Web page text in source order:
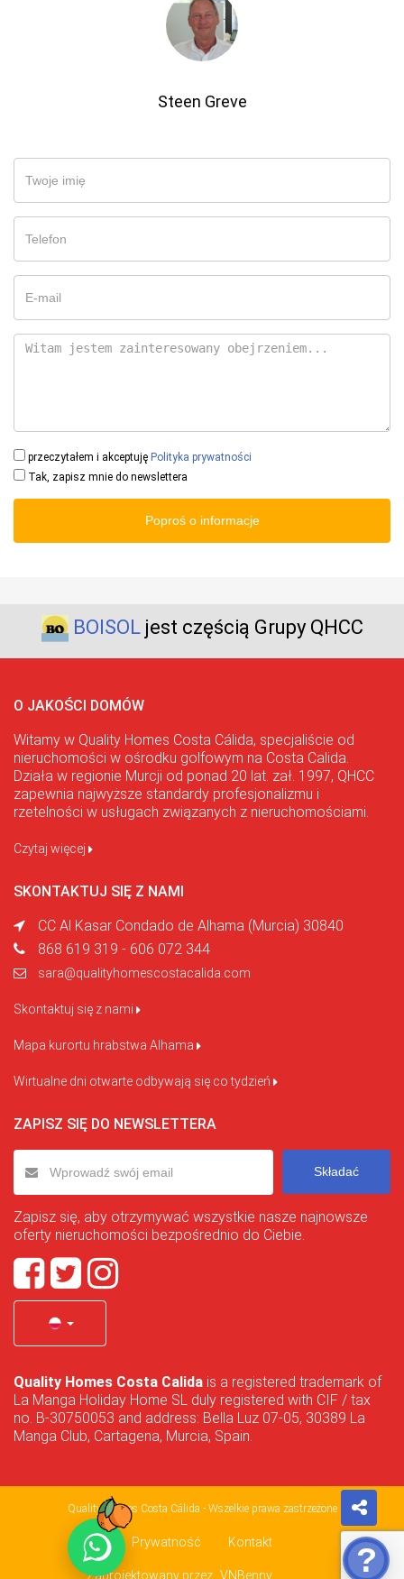
Steen Greve
przeczytałem i akceptuję Polityka prywatności
Tak, zapisz mnie do newslettera
Poproś o informacje
BOISOLjest częścią Grupy QHCC
O JAKOŚCI DOMÓW
Witamy w Quality Homes Costa Cálida, specjaliście od
nieruchomości w ośrodku golfowym na Costa Calida.
Działa w regionie Murcji od ponad 20 lat. zał. 1997, QHCC
zapewnia najwyższe standardy profesjonalizmu i
rzetelności w usługach związanych z nieruchomościami.
Czytaj więcej
SKONTAKTUJ SIĘ Z NAMI
CC Al Kasar Condado de Alhama (Murcia) 30840
868 619 319 - 606 072 344
sara@qualityhomescostacalida.com
Skontaktuj się z nami
Mapa kurortu hrabstwa Alhama
Wirtualne dni otwarte odbywają się co tydzień
ZAPISZ SIĘ DO NEWSLETTERA
Składać
Zapisz się, aby otrzymywać wszystkie nasze najnowsze
oferty nieruchomości bezpośrednio do Ciebie.
Quality Homes Costa Calida is a registered trademark of
La Manga Holiday Home SL duly registered with CIF / tax
no. B-30750053 and address: Bella Luz 07-05, 30389 La
Manga Club, Cartagena, Murcia, Spain.
Quality Homes Costa Cálida - Wszelkie prawa zastrzeżone
Prywatność Kontakt
Zaprojektowany przez VNBenny